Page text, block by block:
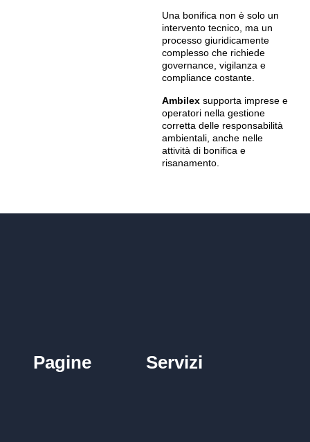
Una bonifica non è solo un
intervento tecnico, ma un
processo giuridicamente
complesso che richiede
governance, vigilanza e
compliance costante.
Ambilex supporta imprese e
operatori nella gestione
corretta delle responsabilità
ambientali, anche nelle
attività di bonifica e
risanamento.
Pagine Servizi